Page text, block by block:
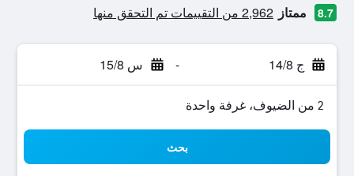
8.7 ممتاز 2,962 من التقييمات تم التحقق منها
ج 14/8 - س 15/8
2 من الضيوف، غرفة واحدة
بحث